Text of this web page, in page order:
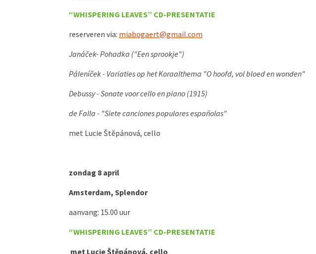
“WHISPERING LEAVES” CD-PRESENTATIE
reserveren via: miabogaert@gmail.com
Janáček- Pohadka ("Een sprookje")
Páleníček - Variaties op het Koraalthema "O hoofd, vol bloed en wonden"
Debussy - Sonate voor cello en piano (1915)
de Falla - "Siete canciones populares españolas"
met Lucie Štĕpánová, cello
zondag 8 april
Amsterdam, Splendor
aanvang: 15.00 uur
“WHISPERING LEAVES” CD-PRESENTATIE
met Lucie Štĕpánová, cello